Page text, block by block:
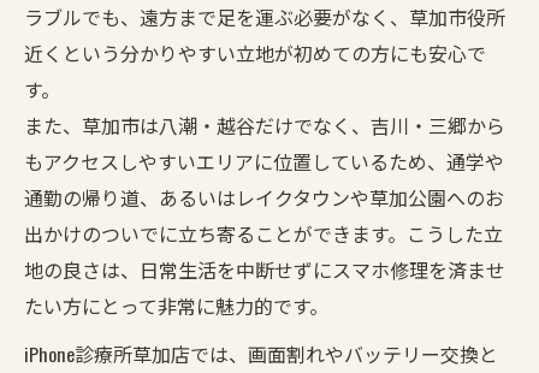
ラブルでも、遠方まで足を運ぶ必要がなく、草加市役所
近くという分かりやすい立地が初めての方にも安心で
す。
また、草加市は八潮・越谷だけでなく、吉川・三郷から
もアクセスしやすいエリアに位置しているため、通学や
通勤の帰り道、あるいはレイクタウンや草加公園へのお
出かけのついでに立ち寄ることができます。こうした立
地の良さは、日常生活を中断せずにスマホ修理を済ませ
たい方にとって非常に魅力的です。
iPhone診療所草加店では、画面割れやバッテリー交換と